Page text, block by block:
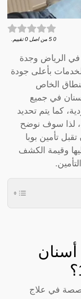
0
5 من اصل 0 تقييم.
في الرياض وجدة
من الخدمات بأعلى جودة
الخاص
في جميع
كما يتم تحديد
لذا سوف نوضح
تأمين بوبا
إليها وقيمة الكشف
في علاج